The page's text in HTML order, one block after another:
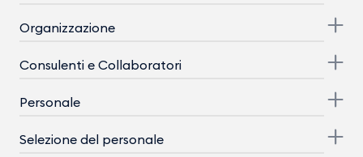
Organizzazione
Consulenti e Collaboratori
Personale
Selezione del personale